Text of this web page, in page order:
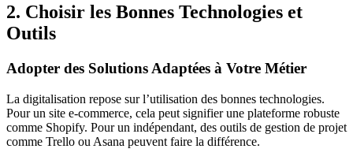
2. Choisir les Bonnes Technologies et
Outils
Adopter des Solutions Adaptées à Votre Métier
La digitalisation repose sur l’utilisation des bonnes technologies.
Pour un site e-commerce, cela peut signifier une plateforme robuste
comme Shopify. Pour un indépendant, des outils de gestion de projet
comme Trello ou Asana peuvent faire la différence.